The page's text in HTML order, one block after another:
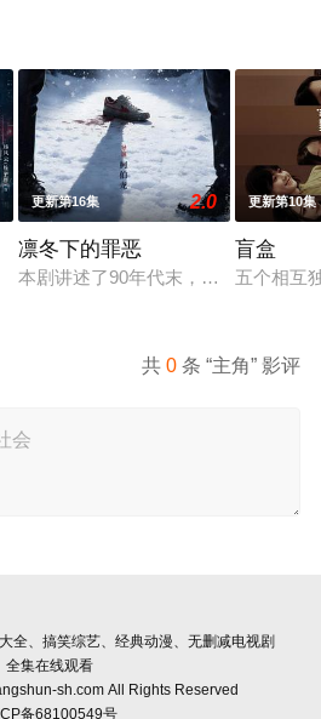
因进贡的“十二生肖”离奇流血炸裂
更新第16集 2.0
凛冬下的罪恶
本剧讲述了90年代末，怒河市刑侦支
更新第10集
盲盒
五个相互
共0 条 “主角” 影评
全、搞笑综艺、经典动漫、无删减电视剧
全集在线观看
sh.com All Rights Reserved
备68100549号